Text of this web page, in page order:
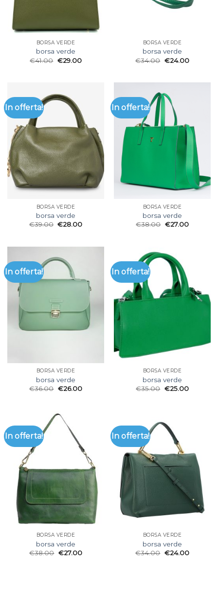
BORSA VERDE
borsa verde
€41.00 €29.00
BORSA VERDE
borsa verde
€34.00 €24.00
In offerta!
BORSA VERDE
borsa verde
€39.00 €28.00
In offerta!
BORSA VERDE
borsa verde
€38.00 €27.00
In offerta!
BORSA VERDE
borsa verde
€36.00 €26.00
In offerta!
BORSA VERDE
borsa verde
€35.00 €25.00
In offerta!
BORSA VERDE
borsa verde
€38.00 €27.00
In offerta!
BORSA VERDE
borsa verde
€34.00 €24.00